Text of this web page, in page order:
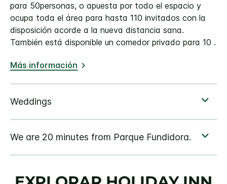
para 50personas, o apuesta por todo el espacio y
ocupa toda el área para hasta 110 invitados con la
disposición acorde a la nueva distancia sana.
También está disponible un comedor privado para 10 .
Más información